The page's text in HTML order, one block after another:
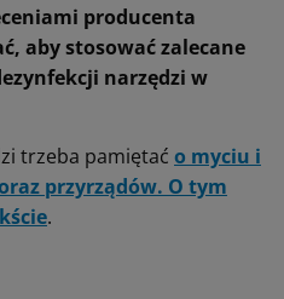
producenta
aby stosować zalecane
narzędzi w
trzeba pamiętać o myciu i
przyrządów. O tym
.